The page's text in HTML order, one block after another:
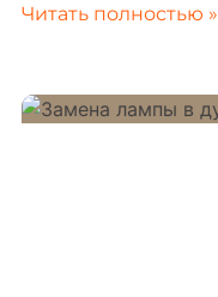
Читать полностью »